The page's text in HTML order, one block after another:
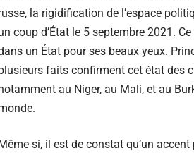
la rigidification de l’espace
coup d’État le 5 septembre 2021.
un État pour ses beaux yeux.
faits confirment cet état des
au Niger, au Mali, et au
si, il est de constat qu’un